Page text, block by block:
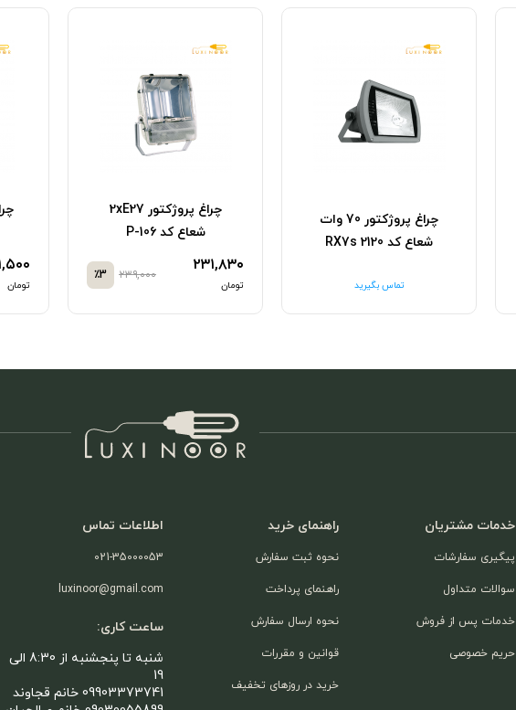
چراغ پروژکتور 70 وات
شعاع کد RX7s 2120
تماس بگیرید
چراغ پروژکتور 2xE27
شعاع کد P-106
۲۳۱,۸۳۰
تومان
۲۳۹,۰۰۰ ٪3
تومان
خدمات مشتریان
پیگیری سفارشات
سوالات متداول
خدمات پس از فروش
حریم خصوصی
راهنمای خرید
نحوه ثبت سفارش
راهنمای پرداخت
نحوه ارسال سفارش
قوانین و مقررات
خرید در روزهای تخفیف
اطلاعات تماس
021-35000053
luxinoor@gmail.com
ساعت کاری:
شنبه تا پنجشنبه از 8:30 الی
19
09903373741 خانم قجاوند